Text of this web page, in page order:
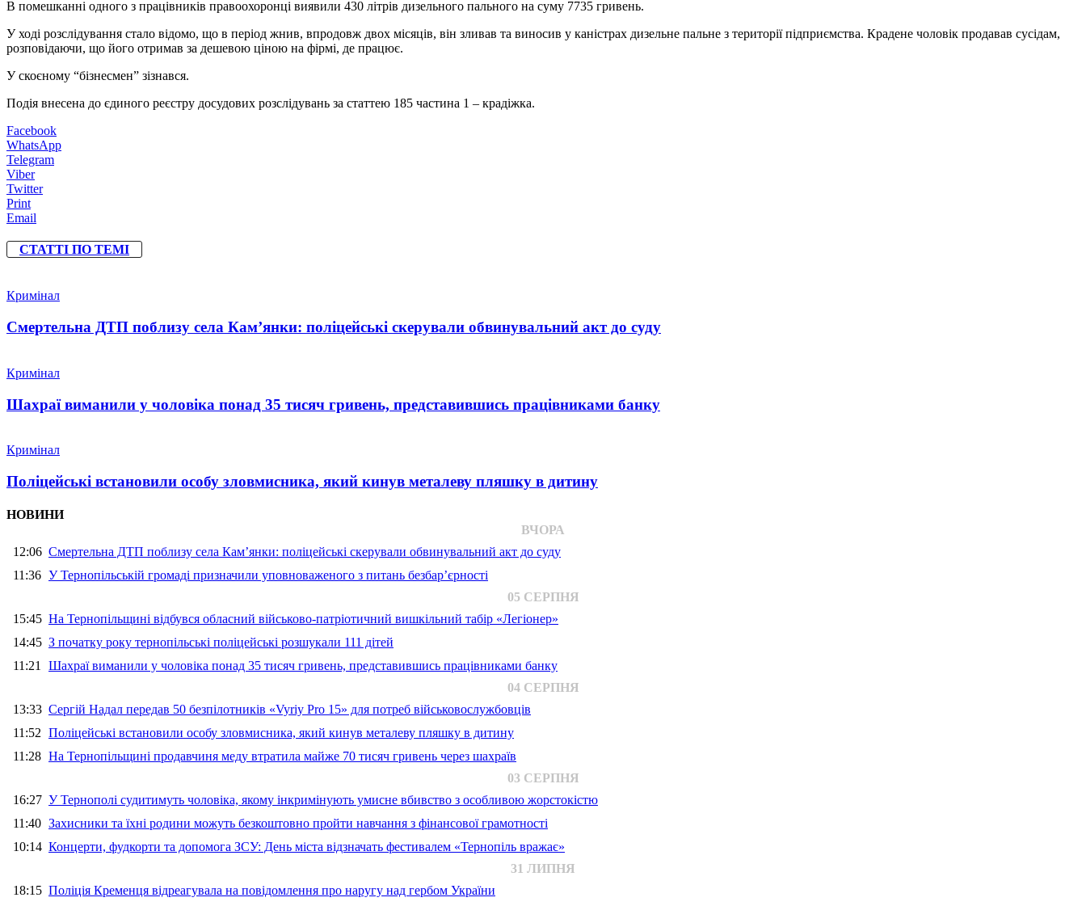
В помешканні одного з працівників правоохоронці виявили 430 літрів дизельного пального на суму 7735 гривень.
У ході розслідування стало відомо, що в період жнив, впродовж двох місяців, він зливав та виносив у каністрах дизельне пальне з території підприємства. Крадене чоловік продавав сусідам,
розповідаючи, що його отримав за дешевою ціною на фірмі, де працює.
У скоєному “бізнесмен” зізнався.
Подія внесена до єдиного реєстру досудових розслідувань за статтею 185 частина 1 – крадіжка.
Facebook
WhatsApp
Telegram
Viber
Twitter
Print
Email
СТАТТІ ПО ТЕМІ
Кримінал
Смертельна ДТП поблизу села Кам’янки: поліцейські скерували обвинувальний акт до суду
Кримінал
Шахраї виманили у чоловіка понад 35 тисяч гривень, представившись працівниками банку
Кримінал
Поліцейські встановили особу зловмисника, який кинув металеву пляшку в дитину
НОВИНИ
ВЧОРА
12:06 Смертельна ДТП поблизу села Кам’янки: поліцейські скерували обвинувальний акт до суду
11:36 У Тернопільській громаді призначили уповноваженого з питань безбар’єрності
05 СЕРПНЯ
15:45 На Тернопільщині відбувся обласний військово-патріотичний вишкільний табір «Легіонер»
14:45 З початку року тернопільські поліцейські розшукали 111 дітей
11:21 Шахраї виманили у чоловіка понад 35 тисяч гривень, представившись працівниками банку
04 СЕРПНЯ
13:33 Сергій Надал передав 50 безпілотників «Vyriy Pro 15» для потреб військовослужбовців
11:52 Поліцейські встановили особу зловмисника, який кинув металеву пляшку в дитину
11:28 На Тернопільщині продавчиня меду втратила майже 70 тисяч гривень через шахраїв
03 СЕРПНЯ
16:27 У Тернополі судитимуть чоловіка, якому інкримінують умисне вбивство з особливою жорстокістю
11:40 Захисники та їхні родини можуть безкоштовно пройти навчання з фінансової грамотності
10:14 Концерти, фудкорти та допомога ЗСУ: День міста відзначать фестивалем «Тернопіль вражає»
31 ЛИПНЯ
18:15 Поліція Кременця відреагувала на повідомлення про наругу над гербом України